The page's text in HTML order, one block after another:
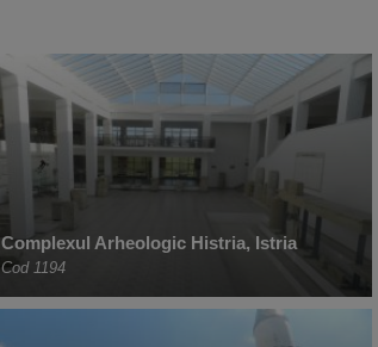
Complexul Arheologic Histria, Istria
Cod 1194